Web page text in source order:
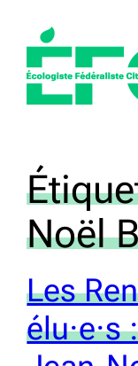
contenu
Noël
Les